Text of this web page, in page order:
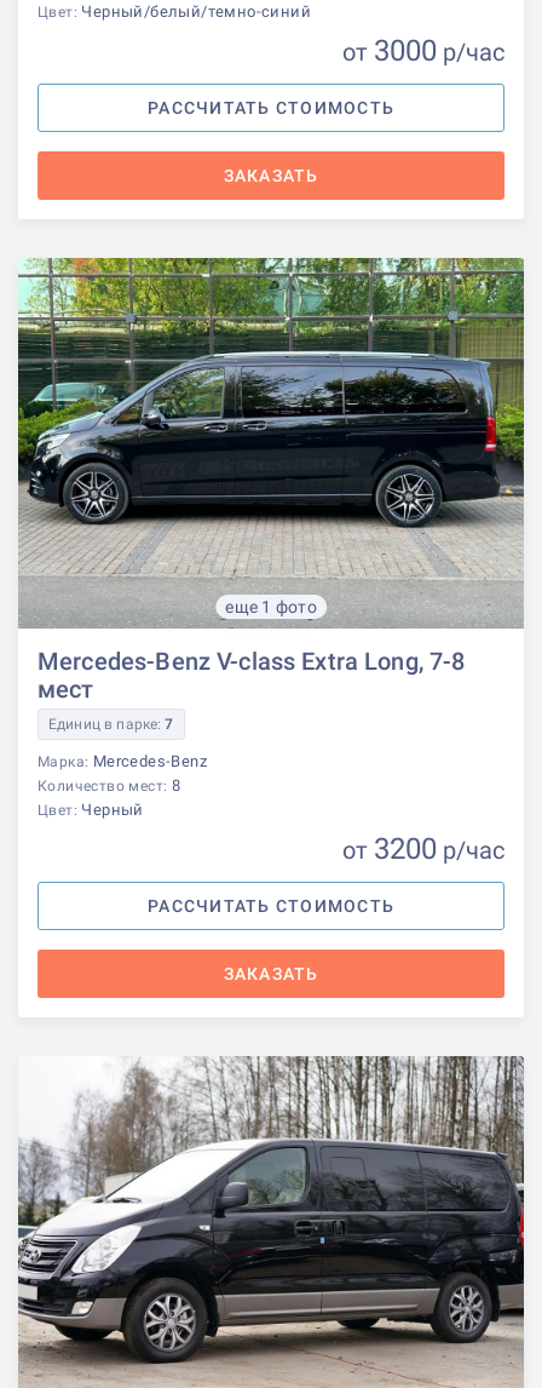
Цвет: Черный/белый/темно-синий
от 3000 р/час
РАССЧИТАТЬ СТОИМОСТЬ
ЗАКАЗАТЬ
еще 1 фото
Mercedes-Benz V-class Extra Long, 7-8
мест
Единиц в парке:7
Марка: Mercedes-Benz
Количество мест: 8
Цвет: Черный
от 3200 р/час
РАССЧИТАТЬ СТОИМОСТЬ
ЗАКАЗАТЬ